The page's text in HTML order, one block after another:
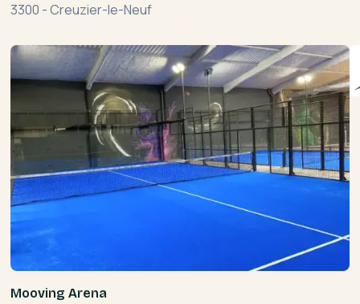
3300 -Creuzier-le-Neuf
Mooving Arena